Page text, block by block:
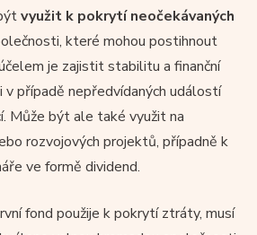
využit k pokrytí neočekávaných
které mohou postihnout
je zajistit stabilitu a finanční
případě nepředvídaných událostí
Může být ale také využit na
rozvojových projektů, případně k
ve formě dividend.
fond použije k pokrytí ztráty, musí